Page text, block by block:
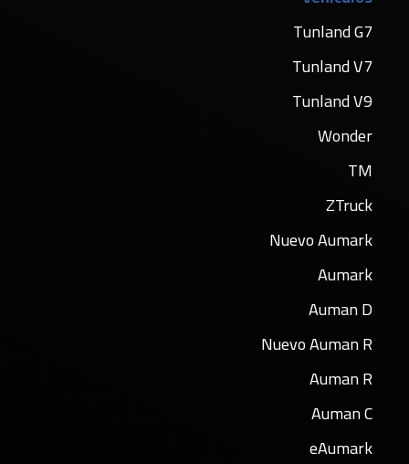
Tunland G7
Tunland V7
Tunland V9
Wonder
TM
ZTruck
Nuevo Aumark
Aumark
Auman D
Nuevo Auman R
Auman R
Auman C
eAumark